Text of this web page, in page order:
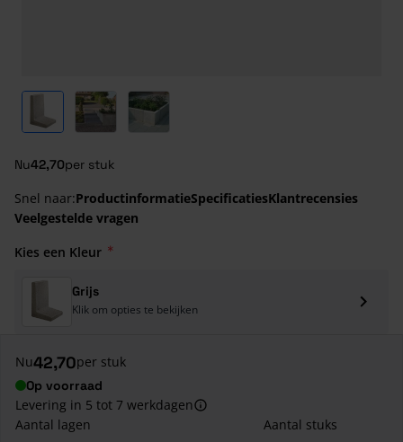
View larger image
View larger imageView larger image
Nu42,70per stuk
Snel naar:ProductinformatieSpecificatiesKlantrecensies
Veelgestelde vragen
Kies een Kleur
Grijs
Klik om opties te bekijken
Nu42,70per stuk
Op voorraad
Levering in 5 tot 7 werkdagen
Aantal lagen
Aantal stuks